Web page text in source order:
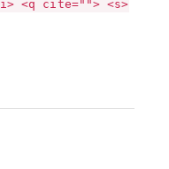
<q cite=""> <s>